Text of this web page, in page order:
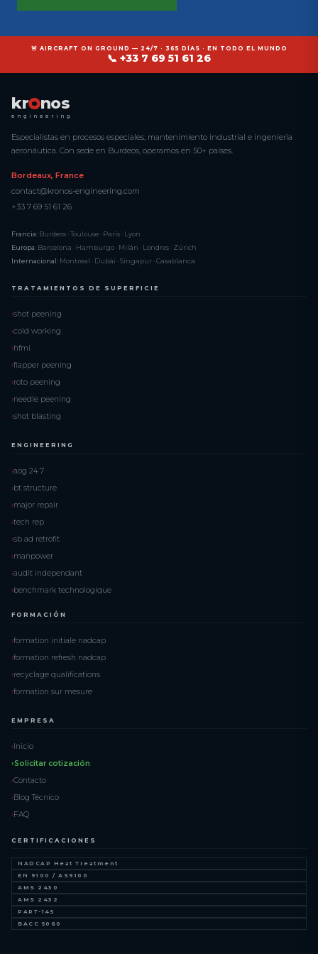
🚨 AIRCRAFT ON GROUND — 24/7 · 365 DÍAS · EN TODO EL MUNDO
📞 +33 7 69 51 61 26
kr nos
engineering
Especialistas en procesos especiales, mantenimiento industrial e ingeniería
aeronáutica. Con sede en Burdeos, operamos en 50+ países.
Bordeaux, France
contact@kronos-engineering.com
+33 7 69 51 61 26
Francia: Burdeos · Toulouse · París · Lyon
Europa: Barcelona · Hamburgo · Milán · Londres · Zúrich
Internacional: Montreal · Dubái · Singapur · Casablanca
TRATAMIENTOS DE SUPERFICIE
shot peening
cold working
hfmi
flapper peening
roto peening
needle peening
shot blasting
ENGINEERING
aog 24 7
bt structure
major repair
tech rep
sb ad retrofit
manpower
audit independant
benchmark technologique
FORMACIÓN
formation initiale nadcap
formation refresh nadcap
recyclage qualifications
formation sur mesure
EMPRESA
Inicio
Solicitar cotización
Contacto
Blog Técnico
FAQ
CERTIFICACIONES
NADCAP Heat Treatment
EN 9100 / AS9100
AMS 2430
AMS 2432
PART-145
BACC 5060